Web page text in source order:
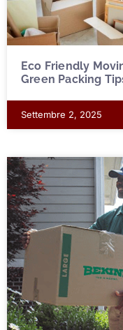
Eco Friendly
Green Packing
Settembre 2, 2025